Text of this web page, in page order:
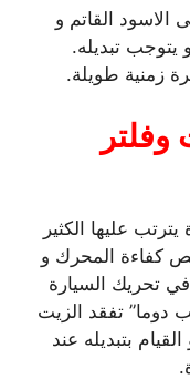
القاتم و
يتوجب تبديله.
زمنية طويلة.
عليها الكثير
كفاءة المحرك و
تحريك السيارة
دوما” تفقد الزيت
بتبديله عند